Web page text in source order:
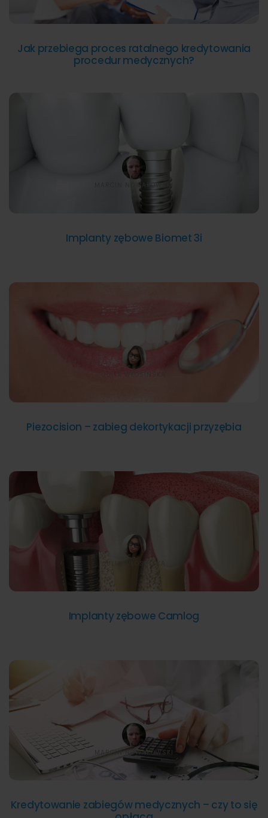
Jak przebiega proces ratalnego kredytowania
procedur medycznych?
Implanty zębowe Biomet 3i
MARCIN NOWAKOWSKI
Piezocision – zabieg dekortykacji przyzębia
JULIA WŁOSIŃSKA
Implanty zębowe Camlog
JULIA WŁOSIŃSKA
Kredytowanie zabiegów medycznych – czy to się
MARCIN NOWAKOWSKI